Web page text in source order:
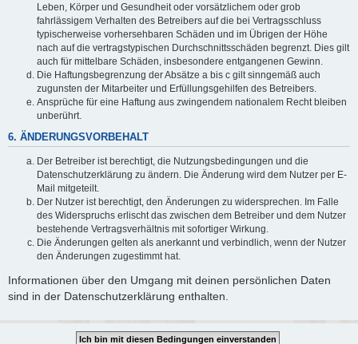
Leben, Körper und Gesundheit oder vorsätzlichem oder grob
fahrlässigem Verhalten des Betreibers auf die bei Vertragsschluss
typischerweise vorhersehbaren Schäden und im Übrigen der Höhe
nach auf die vertragstypischen Durchschnittsschäden begrenzt. Dies gilt
auch für mittelbare Schäden, insbesondere entgangenen Gewinn.
Die Haftungsbegrenzung der Absätze a bis c gilt sinngemäß auch
zugunsten der Mitarbeiter und Erfüllungsgehilfen des Betreibers.
Ansprüche für eine Haftung aus zwingendem nationalem Recht bleiben
unberührt.
6. ÄNDERUNGSVORBEHALT
Der Betreiber ist berechtigt, die Nutzungsbedingungen und die
Datenschutzerklärung zu ändern. Die Änderung wird dem Nutzer per E-
Mail mitgeteilt.
Der Nutzer ist berechtigt, den Änderungen zu widersprechen. Im Falle
des Widerspruchs erlischt das zwischen dem Betreiber und dem Nutzer
bestehende Vertragsverhältnis mit sofortiger Wirkung.
Die Änderungen gelten als anerkannt und verbindlich, wenn der Nutzer
den Änderungen zugestimmt hat.
Informationen über den Umgang mit deinen persönlichen Daten
sind in der Datenschutzerklärung enthalten.